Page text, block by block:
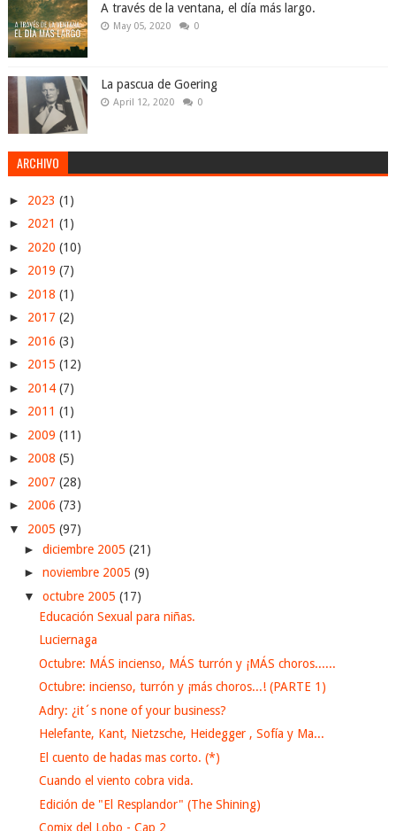
A través de la ventana, el día más largo.
May 05, 2020 0
La pascua de Goering
April 12, 2020 0
ARCHIVO
► 2023 (1)
► 2021 (1)
► 2020 (10)
► 2019 (7)
► 2018 (1)
► 2017 (2)
► 2016 (3)
► 2015 (12)
► 2014 (7)
► 2011 (1)
► 2009 (11)
► 2008 (5)
► 2007 (28)
► 2006 (73)
▼ 2005 (97)
► diciembre 2005 (21)
► noviembre 2005 (9)
▼ octubre 2005 (17)
Educación Sexual para niñas.
Luciernaga
Octubre: MÁS incienso, MÁS turrón y ¡MÁS choros......
Octubre: incienso, turrón y ¡más choros...! (PARTE 1)
Adry: ¿it´s none of your business?
Helefante, Kant, Nietzsche, Heidegger , Sofía y Ma...
El cuento de hadas mas corto. (*)
Cuando el viento cobra vida.
Edición de "El Resplandor" (The Shining)
Comix del Lobo - Cap 2